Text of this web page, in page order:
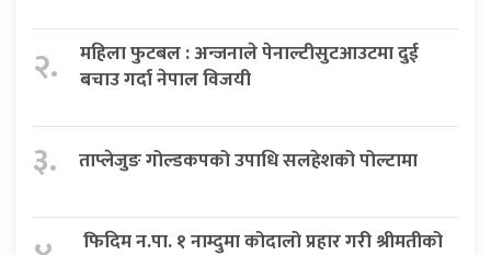
२.
महिला फुटबल : अन्जनाले पेनाल्टीसुटआउटमा दुई
बचाउ गर्दा नेपाल विजयी
३. ताप्लेजुङ गोल्डकपको उपाधि सलहेशको पोल्टामा
फिदिम न.पा. १ नाम्दुमा कोदालो प्रहार गरी श्रीमतीको